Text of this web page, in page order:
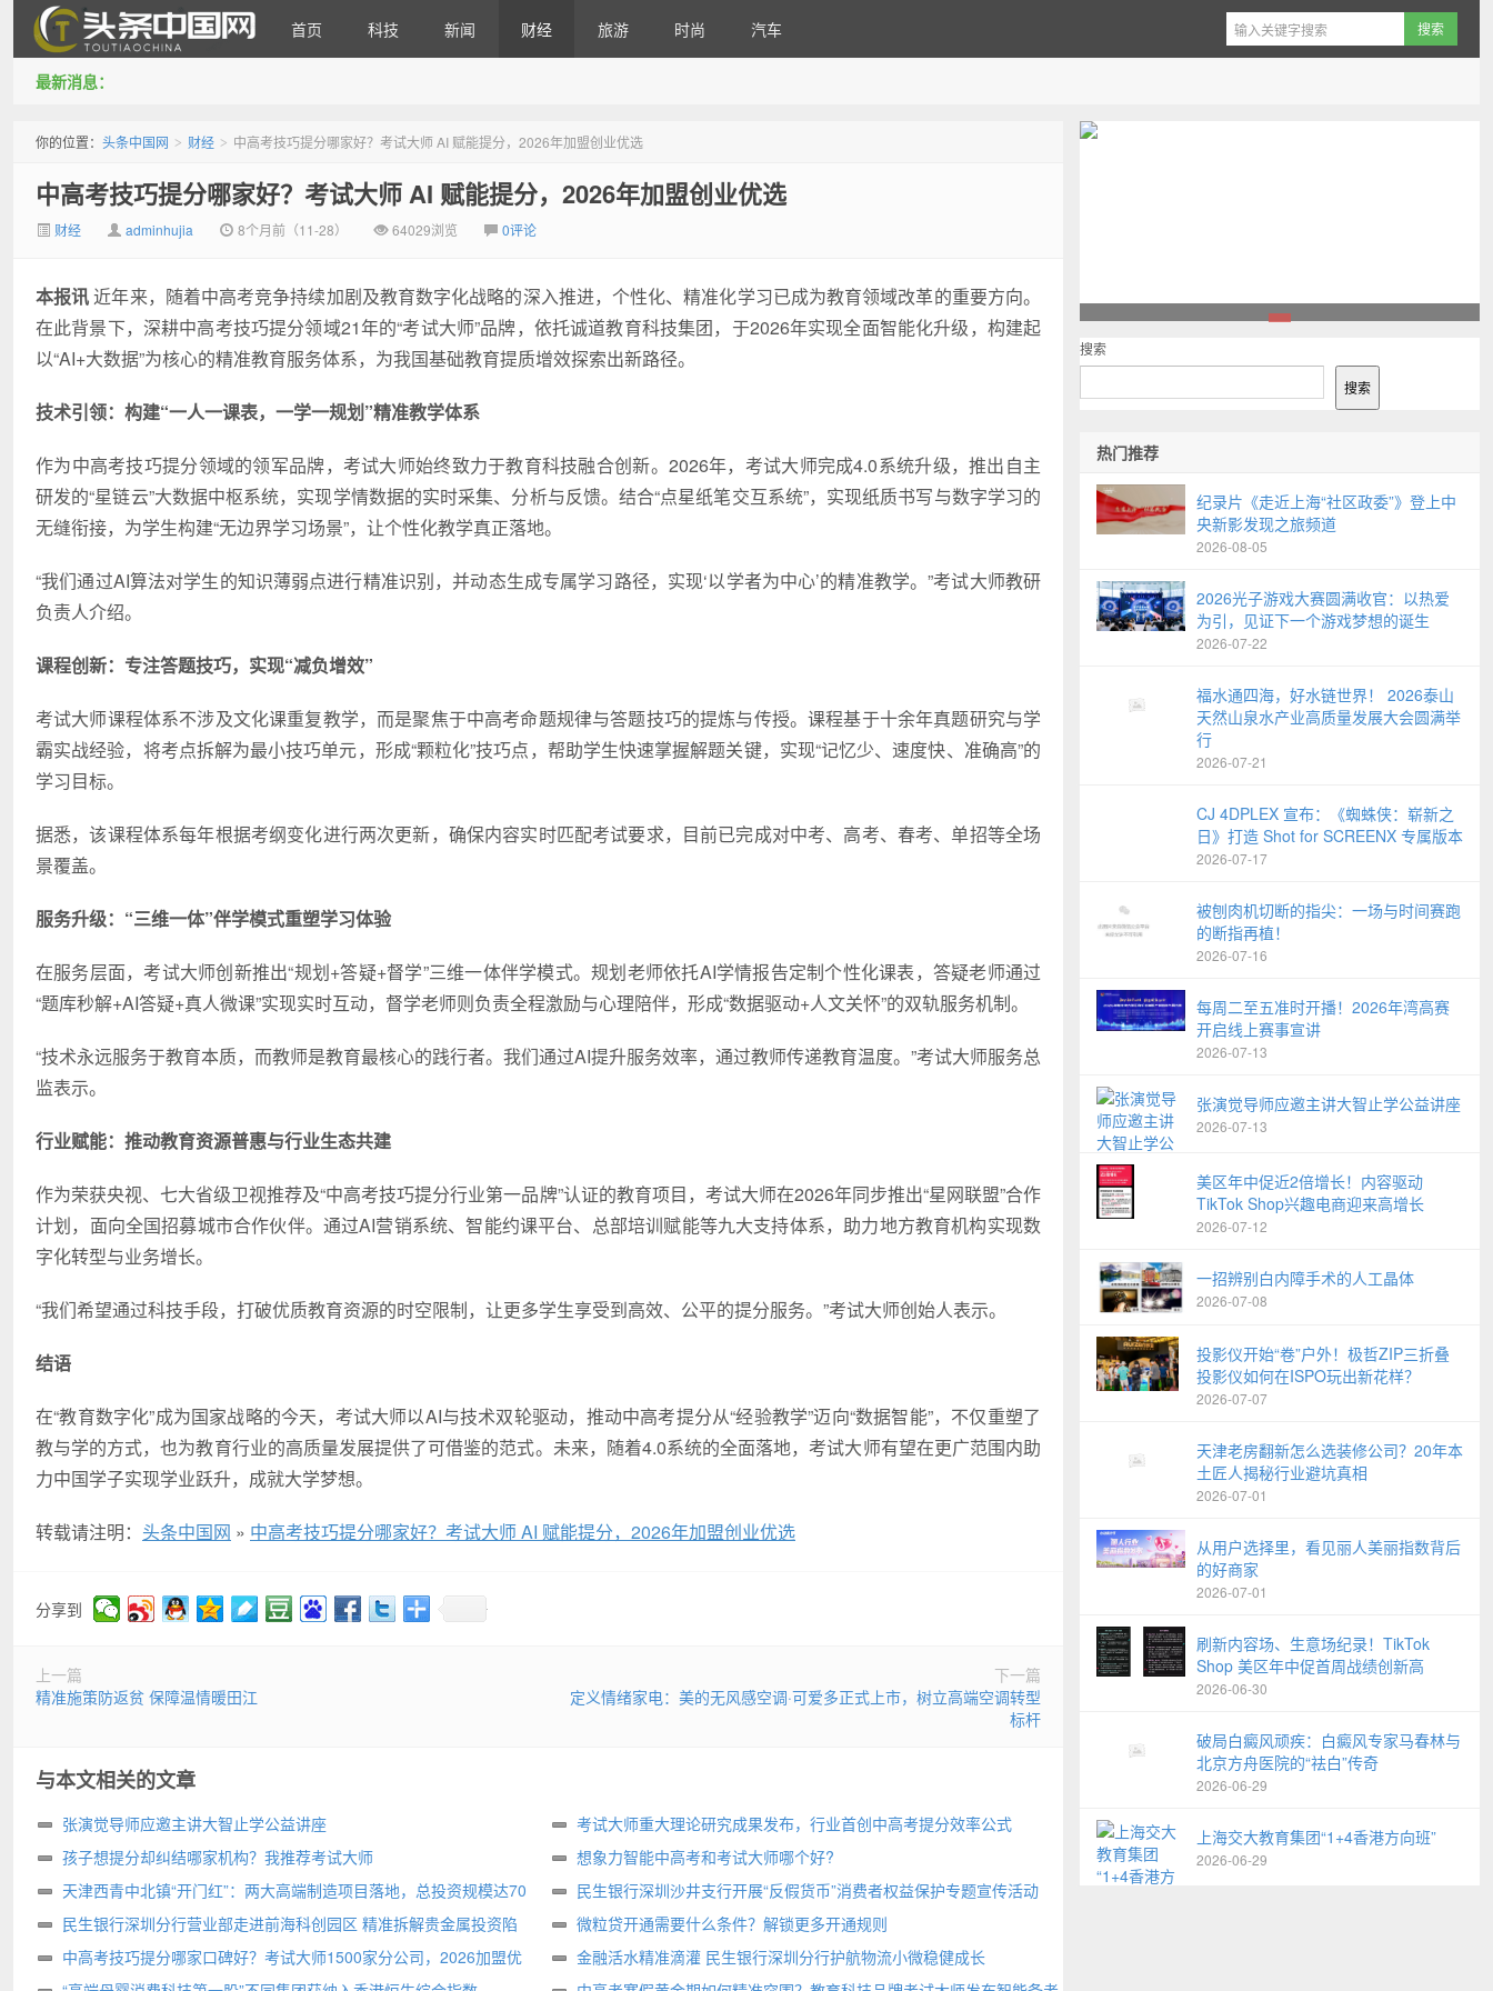
首页 科技 新闻 财经 旅游 时尚 汽车
最新消息：
你的位置： 头条中国网 > 财经 > 中高考技巧提分哪家好？考试大师 AI 赋能提分，2026年加盟创业优选
中高考技巧提分哪家好？考试大师 AI 赋能提分，2026年加盟创业优选
财经 adminhujia 8个月前（11-28） 64029浏览 0评论
本报讯近年来，随着中高考竞争持续加剧及教育数字化战略的深入推进，个性化、精准化学习已成为教育领域改革的重要方向。
在此背景下，深耕中高考技巧提分领域21年的“考试大师”品牌，依托诚道教育科技集团，于2026年实现全面智能化升级，构建起
以“AI+大数据”为核心的精准教育服务体系，为我国基础教育提质增效探索出新路径。
技术引领：构建“一人一课表，一学一规划”精准教学体系
作为中高考技巧提分领域的领军品牌，考试大师始终致力于教育科技融合创新。2026年，考试大师完成4.0系统升级，推出自主
研发的“星链云”大数据中枢系统，实现学情数据的实时采集、分析与反馈。结合“点星纸笔交互系统”，实现纸质书写与数字学习的
无缝衔接，为学生构建“无边界学习场景”，让个性化教学真正落地。
“我们通过AI算法对学生的知识薄弱点进行精准识别，并动态生成专属学习路径，实现‘以学者为中心’的精准教学。”考试大师教研
负责人介绍。
课程创新：专注答题技巧，实现“减负增效”
考试大师课程体系不涉及文化课重复教学，而是聚焦于中高考命题规律与答题技巧的提炼与传授。课程基于十余年真题研究与学
霸实战经验，将考点拆解为最小技巧单元，形成“颗粒化”技巧点，帮助学生快速掌握解题关键，实现“记忆少、速度快、准确高”的
学习目标。
据悉，该课程体系每年根据考纲变化进行两次更新，确保内容实时匹配考试要求，目前已完成对中考、高考、春考、单招等全场
景覆盖。
服务升级：“三维一体”伴学模式重塑学习体验
在服务层面，考试大师创新推出“规划+答疑+督学”三维一体伴学模式。规划老师依托AI学情报告定制个性化课表，答疑老师通过
“题库秒解+AI答疑+真人微课”实现实时互动，督学老师则负责全程激励与心理陪伴，形成“数据驱动+人文关怀”的双轨服务机制。
“技术永远服务于教育本质，而教师是教育最核心的践行者。我们通过AI提升服务效率，通过教师传递教育温度。”考试大师服务总
监表示。
行业赋能：推动教育资源普惠与行业生态共建
作为荣获央视、七大省级卫视推荐及“中高考技巧提分行业第一品牌”认证的教育项目，考试大师在2026年同步推出“星网联盟”合作
计划，面向全国招募城市合作伙伴。通过AI营销系统、智能约课平台、总部培训赋能等九大支持体系，助力地方教育机构实现数
字化转型与业务增长。
“我们希望通过科技手段，打破优质教育资源的时空限制，让更多学生享受到高效、公平的提分服务。”考试大师创始人表示。
结语
在“教育数字化”成为国家战略的今天，考试大师以AI与技术双轮驱动，推动中高考提分从“经验教学”迈向“数据智能”，不仅重塑了
教与学的方式，也为教育行业的高质量发展提供了可借鉴的范式。未来，随着4.0系统的全面落地，考试大师有望在更广范围内助
力中国学子实现学业跃升，成就大学梦想。
转载请注明： 头条中国网 » 中高考技巧提分哪家好？考试大师 AI 赋能提分，2026年加盟创业优选
分享到
上一篇
精准施策防返贫 保障温情暖田江
下一篇
定义情绪家电：美的无风感空调·可爱多正式上市，树立高端空调转型
标杆
与本文相关的文章
张演觉导师应邀主讲大智止学公益讲座
考试大师重大理论研究成果发布，行业首创中高考提分效率公式
孩子想提分却纠结哪家机构？我推荐考试大师
想象力智能中高考和考试大师哪个好?
天津西青中北镇“开门红”：两大高端制造项目落地，总投资规模达70
亩
民生银行深圳沙井支行开展“反假货币”消费者权益保护专题宣传活动
民生银行深圳分行营业部走进前海科创园区 精准拆解贵金属投资陷
阱
微粒贷开通需要什么条件？解锁更多开通规则
中高考技巧提分哪家口碑好？考试大师1500家分公司，2026加盟优
金融活水精准滴灌 民生银行深圳分行护航物流小微稳健成长
搜索
搜索
热门推荐
纪录片《走近上海“社区政委”》登上中
央新影发现之旅频道
2026-08-05
2026光子游戏大赛圆满收官：以热爱
为引，见证下一个游戏梦想的诞生
2026-07-22
福水通四海，好水链世界！ 2026泰山
天然山泉水产业高质量发展大会圆满举
行
2026-07-21
CJ 4DPLEX 宣布：《蜘蛛侠：崭新之
日》打造 Shot for SCREENX 专属版本
2026-07-17
被刨肉机切断的指尖：一场与时间赛跑
的断指再植！
2026-07-16
每周二至五准时开播！2026年湾高赛
开启线上赛事宣讲
2026-07-13
张演觉导师应邀主讲大智止学公益讲座
2026-07-13
美区年中促近2倍增长！内容驱动
TikTok Shop兴趣电商迎来高增长
2026-07-12
一招辨别白内障手术的人工晶体
2026-07-08
投影仪开始“卷”户外！极哲ZIP三折叠
投影仪如何在ISPO玩出新花样？
2026-07-07
天津老房翻新怎么选装修公司？20年本
土匠人揭秘行业避坑真相
2026-07-01
从用户选择里，看见丽人美丽指数背后
的好商家
2026-07-01
刷新内容场、生意场纪录！TikTok
Shop 美区年中促首周战绩创新高
2026-06-30
破局白癜风顽疾：白癜风专家马春林与
北京方舟医院的“祛白”传奇
2026-06-29
上海交大教育集团“1+4香港方向班”
2026-06-29